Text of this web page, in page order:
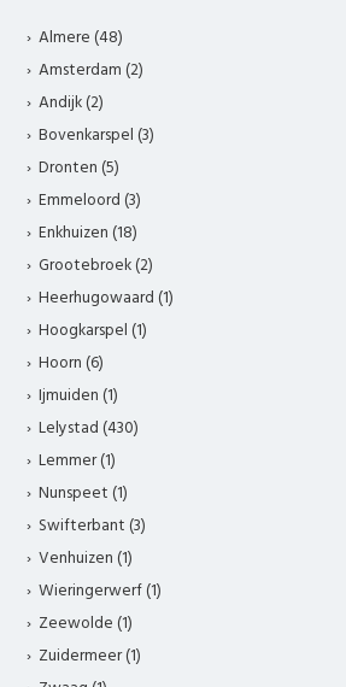
Almere (48)
Amsterdam (2)
Andijk (2)
Bovenkarspel (3)
Dronten (5)
Emmeloord (3)
Enkhuizen (18)
Grootebroek (2)
Heerhugowaard (1)
Hoogkarspel (1)
Hoorn (6)
Ijmuiden (1)
Lelystad (430)
Lemmer (1)
Nunspeet (1)
Swifterbant (3)
Venhuizen (1)
Wieringerwerf (1)
Zeewolde (1)
Zuidermeer (1)